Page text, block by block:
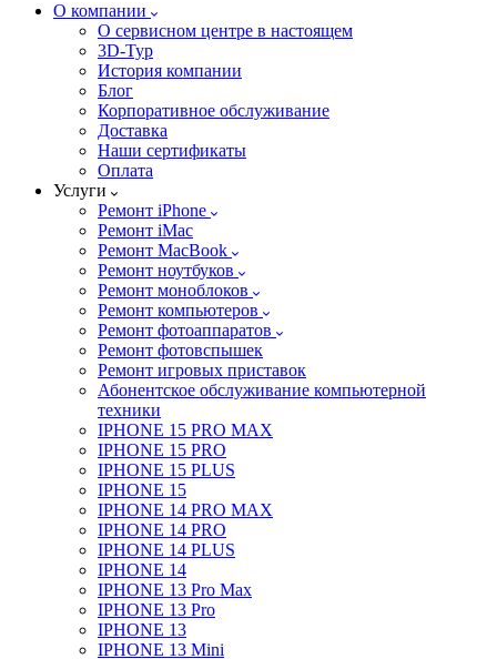
О компании
О сервисном центре в настоящем
3D-Тур
История компании
Блог
Корпоративное обслуживание
Доставка
Наши сертификаты
Оплата
Услуги
Ремонт iPhone
Ремонт iMac
Ремонт MacBook
Ремонт ноутбуков
Ремонт моноблоков
Ремонт компьютеров
Ремонт фотоаппаратов
Ремонт фотовспышек
Ремонт игровых приставок
Абонентское обслуживание компьютерной
техники
IPHONE 15 PRO MAX
IPHONE 15 PRO
IPHONE 15 PLUS
IPHONE 15
IPHONE 14 PRO MAX
IPHONE 14 PRO
IPHONE 14 PLUS
IPHONE 14
IPHONE 13 Pro Max
IPHONE 13 Pro
IPHONE 13
IPHONE 13 Mini